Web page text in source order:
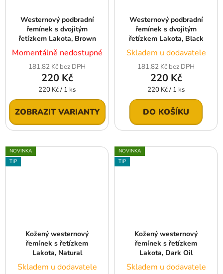
Westernový podbradní
řemínek s dvojitým
řetízkem Lakota, Brown
Momentálně nedostupné
181,82 Kč bez DPH
220 Kč
Měrná
cena:
220 Kč / 1 ks
ZOBRAZIT VARIANTY
Westernový podbradní
řemínek s dvojitým
řetízkem Lakota, Black
Skladem u dodavatele
181,82 Kč bez DPH
220 Kč
Měrná
cena:
220 Kč / 1 ks
DO KOŠÍKU
NOVINKA
TIP
Kožený westernový
řemínek s řetízkem
Lakota, Natural
Skladem u dodavatele
NOVINKA
TIP
Kožený westernový
řemínek s řetízkem
Lakota, Dark Oil
Skladem u dodavatele